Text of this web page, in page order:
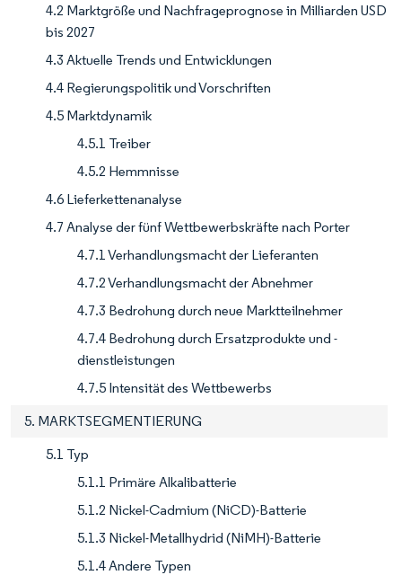
4.2 Marktgröße und Nachfrageprognose in Milliarden USD
bis 2027
4.3 Aktuelle Trends und Entwicklungen
4.4 Regierungspolitik und Vorschriften
4.5 Marktdynamik
4.5.1 Treiber
4.5.2 Hemmnisse
4.6 Lieferkettenanalyse
4.7 Analyse der fünf Wettbewerbskräfte nach Porter
4.7.1 Verhandlungsmacht der Lieferanten
4.7.2 Verhandlungsmacht der Abnehmer
4.7.3 Bedrohung durch neue Marktteilnehmer
4.7.4 Bedrohung durch Ersatzprodukte und -
dienstleistungen
4.7.5 Intensität des Wettbewerbs
5. MARKTSEGMENTIERUNG
5.1 Typ
5.1.1 Primäre Alkalibatterie
5.1.2 Nickel-Cadmium (NiCD)-Batterie
5.1.3 Nickel-Metallhydrid (NiMH)-Batterie
5.1.4 Andere Typen